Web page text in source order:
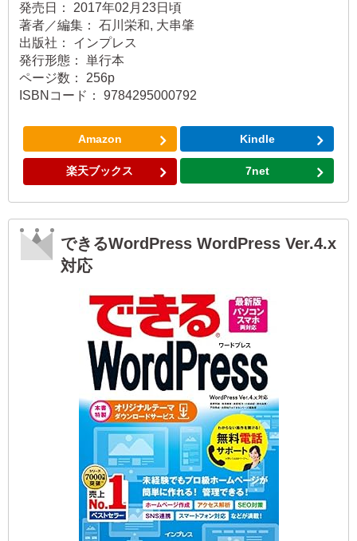
発売日： 2017年02月23日頃
著者／編集： 石川栄和, 大串肇
出版社： インプレス
発行形態： 単行本
ページ数： 256p
ISBNコード： 9784295000792
Amazon Kindle
楽天ブックス 7net
できるWordPress WordPress Ver.4.x
対応